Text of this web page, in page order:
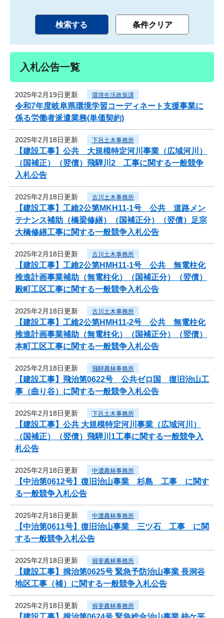
入札公告一覧
2025年2月19日更新 環境生活政策課
令和7年度岐阜県環境学習コーディネート支援事業に
係る労働者派遣業務(単価契約)
2025年2月18日更新 下呂土木事務所
【建設工事】公共 大規模特定河川事業（広域河川）
（国補正）（翌債）飛騨川2 工事に関する一般競争
入札公告
2025年2月18日更新 古川土木事務所
【建設工事】工維2公第MKH11-1号 公共 道路メン
テナンス補助（橋梁修繕）（国補正分）（翌債）足宗
大橋修繕工事に関する一般競争入札公告
2025年2月18日更新 古川土木事務所
【建設工事】工維2公第HMH11-1号 公共 無電柱化
推進計画事業補助（無電柱化）（国補正分）（翌債）
殿町工区工事に関する一般競争入札公告
2025年2月18日更新 古川土木事務所
【建設工事】工維2公第HMH11-2号 公共 無電柱化
推進計画事業補助（無電柱化）（国補正分）（翌債）
本町工区工事に関する一般競争入札公告
2025年2月18日更新 飛騨農林事務所
【建設工事】飛治第0622号 公共ゼロ国 復旧治山工
事（曲り谷）に関する一般競争入札公告
2025年2月18日更新 下呂土木事務所
【建設工事】公共 大規模特定河川事業（広域河川）
（国補正）（翌債）飛騨川1工事に関する一般競争入
札公告
2025年2月18日更新 中濃農林事務所
【中治第0612号】復旧治山事業 杉島 工事 に関す
る一般競争入札公告
2025年2月18日更新 中濃農林事務所
【中治第0611号】復旧治山事業 三ツ石 工事 に関
する一般競争入札公告
2025年2月18日更新 揖斐農林事務所
【建設工事】揖治第0625号 緊急予防治山事業 長洞谷
地区工事（補）に関する一般競争入札公告
2025年2月18日更新 揖斐農林事務所